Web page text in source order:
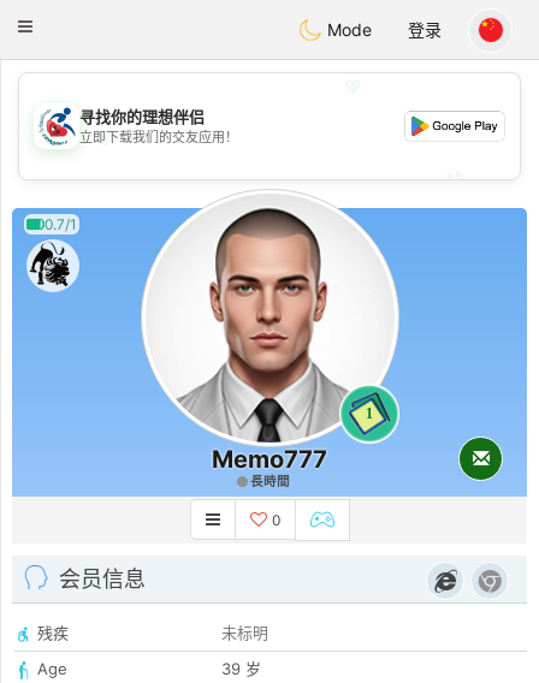
Handi Space
Toggle
Mode 登录
💖
💕
寻找你的理想伴侣
立即下载我们的交友应用！
0.7/1
1
Memo777
長時間
0
会员信息
残疾
未标明
Age
39 岁